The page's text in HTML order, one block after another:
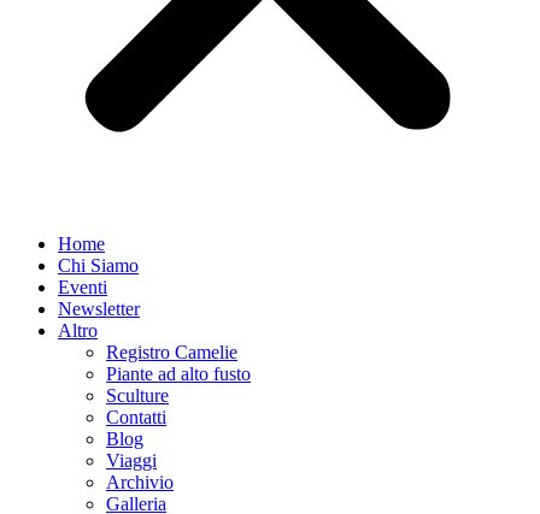
Home
Chi Siamo
Eventi
Newsletter
Altro
Registro Camelie
Piante ad alto fusto
Sculture
Contatti
Blog
Viaggi
Archivio
Galleria